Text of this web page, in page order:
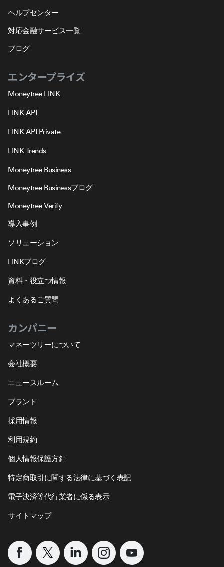
ヘルプセンター
対応金融サービス一覧
ブログ
エンタープライズ
Moneytree LINK
LINK API
LINK API Private
LINK Trends
Moneytree Business
Moneytree Businessブログ
Moneytree Verify
導入事例
ソリューション
LINKブログ
資料・役立つ情報
よくあるご質問
カンパニー
マネーツリーについて
会社概要
ニュースルーム
ブランド
採用情報
利用規約
個人情報保護方針
特定商取引に関する法律に基づく表記
電子決済等代行業者に係る表示
サイトマップ